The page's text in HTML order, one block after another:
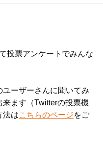
投票アンケートでみんな
ーザーさんに聞いてみ
ます（Twitterの投票機
法はこちらのページをご